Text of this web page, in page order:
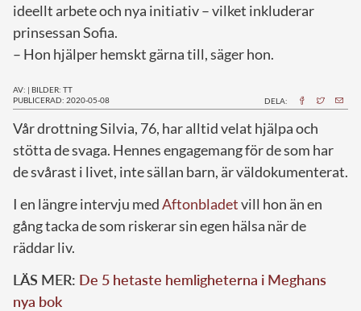
ideellt arbete och nya initiativ – vilket inkluderar
prinsessan Sofia.
– Hon hjälper hemskt gärna till, säger hon.
AV: | BILDER: TT
PUBLICERAD: 2020-05-08
DELA:
Vår drottning Silvia, 76, har alltid velat hjälpa och
stötta de svaga. Hennes engagemang för de som har
de svårast i livet, inte sällan barn, är väldokumenterat.
I en längre intervju medAftonbladetvill hon än en
gång tacka de som riskerar sin egen hälsa när de
räddar liv.
LÄS MER: De 5 hetaste hemligheterna i Meghans
nya bok